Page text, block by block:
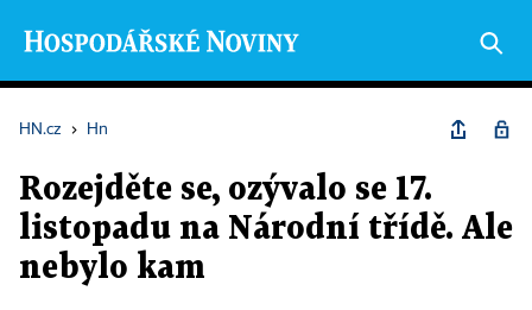
HN.cz › Hn
Rozejděte se, ozývalo se 17.
listopadu na Národní třídě. Ale
nebylo kam